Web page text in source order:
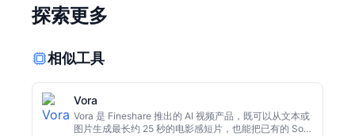
探索更多
相似工具
Vora
Vora 是 Fineshare 推出的 AI 视频产品，既可以从文本或
图片生成最长约 25 秒的电影感短片，也能把已有的 Sora